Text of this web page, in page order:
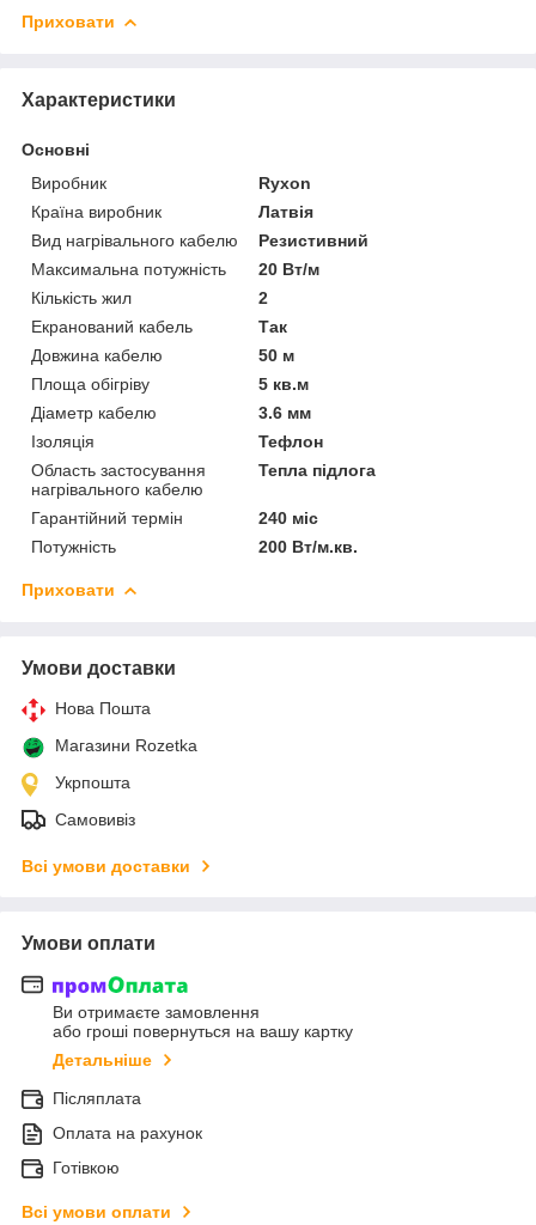
Приховати
Характеристики
Основні
Виробник
Ryxon
Країна виробник
Латвія
Вид нагрівального кабелю
Резистивний
Максимальна потужність
20 Вт/м
Кількість жил
2
Екранований кабель
Так
Довжина кабелю
50 м
Площа обігріву
5 кв.м
Діаметр кабелю
3.6 мм
Ізоляція
Тефлон
Область застосування
нагрівального кабелю
Тепла підлога
Гарантійний термін
240 міс
Потужність
200 Вт/м.кв.
Приховати
Умови доставки
Нова Пошта
Магазини Rozetka
Укрпошта
Самовивіз
Всі умови доставки
Умови оплати
Ви отримаєте замовлення
або гроші повернуться на вашу картку
Детальніше
Післяплата
Оплата на рахунок
Готівкою
Всі умови оплати